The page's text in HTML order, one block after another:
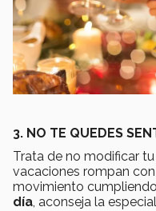
3. NO TE QUEDES
Trata de no modificar
vacaciones rompan
movimiento
día, aconseja la